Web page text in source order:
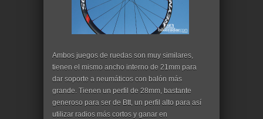
Ambos juegos de ruedas son muy similares,
tienen el mismo ancho interno de 21mm para
dar soporte a neumáticos con balón más
grande. Tienen un perfil de 28mm, bastante
generoso para ser de Btt, un perfil alto para así
utilizar radios más cortos y ganar en